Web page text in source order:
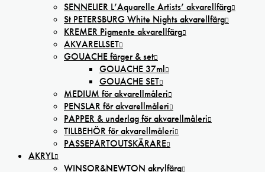
SENNELIER L’Aquarelle Artists’ akvarellfärg
St PETERSBURG White Nights akvarellfärg
KREMER Pigmente akvarellfärg
AKVARELLSET
GOUACHE färger & set
GOUACHE 37ml
GOUACHE SET
MEDIUM för akvarellmåleri
PENSLAR för akvarellmåleri
PAPPER & underlag för akvarellmåleri
TILLBEHÖR för akvarellmåleri
PASSEPARTOUTSKÄRARE
AKRYL
WINSOR&NEWTON akrylfärg